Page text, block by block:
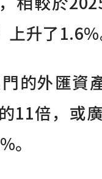
升了1.6%
的外匯資
11倍，或
。